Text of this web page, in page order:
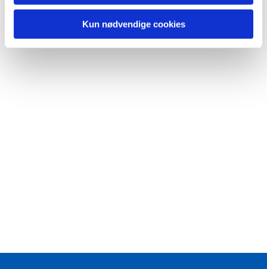
Kun nødvendige cookies